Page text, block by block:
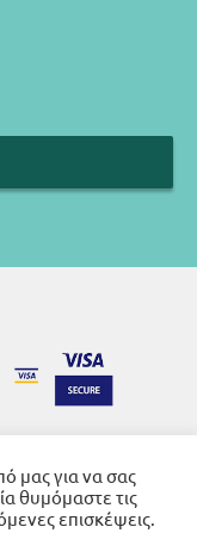
απορρήτου
μας για να σας
θυμόμαστε τις
επισκέψεις.